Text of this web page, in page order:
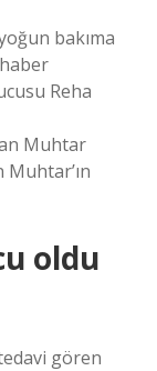
bakıma
Reha
Muhtar
oldu
gören